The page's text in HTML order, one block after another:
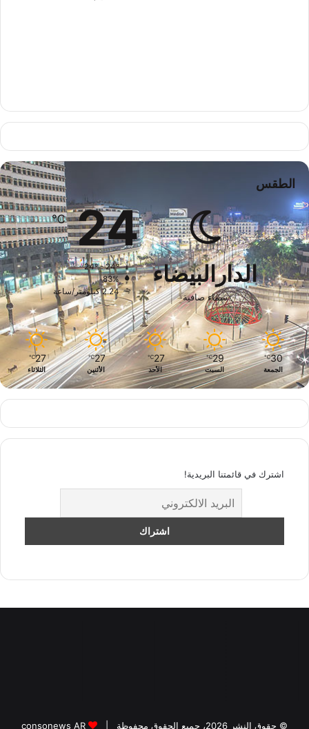
الطقس
الدارالبيضاء
سماء صافية
24
℃
24º - 24º
83%
2.24 كيلومتر/ساعة
30
℃
الجمعة
29
℃
السبت
27
℃
الأحد
27
℃
الأثنين
27
℃
الثلاثاء
اشترك في قائمتنا البريدية!
© حقوق النشر 2026، جميع الحقوق محفوظة | consonews AR